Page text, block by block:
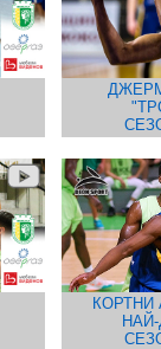
КОРТНИ